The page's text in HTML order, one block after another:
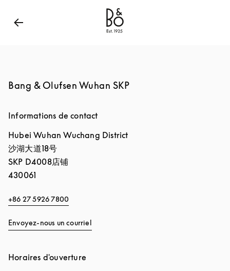
Bang & Olufsen - Exist to Create
Bang & Olufsen Wuhan SKP
Informations de contact
Hubei Wuhan Wuchang District
沙湖大道18号
SKP D4008店铺
430061
+86 27 5926 7800
Envoyez-nous un courriel
Horaires d'ouverture